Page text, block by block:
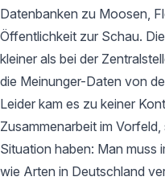
Datenbanken zu Moosen,
Öffentlichkeit zur Schau.
kleiner als bei der
die Meinunger-Daten von
Leider kam es zu keiner
Zusammenarbeit im
Situation haben: Man muss
wie Arten in Deutschland